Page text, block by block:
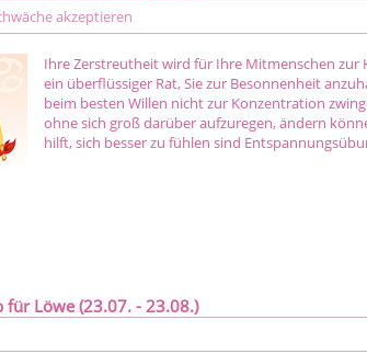
akzeptieren
Ihre Zerstreutheit wird für Ihre Mitmenschen zur
ein überflüssiger Rat, Sie zur Besonnenheit
beim besten Willen nicht zur Konzentration
ohne sich groß darüber aufzuregen, ändern
hilft, sich besser zu fühlen sind
für Löwe (23.07. - 23.08.)